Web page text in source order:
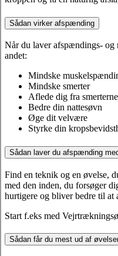
Sådan virker afspænding
Når du laver afspændings- og
andet:
Mindske
Mindske smerter
Aflede dig fra smerterne
Bedre din nattesøvn
Øge dit velvære
Styrke din
Sådan laver du afspænding
Find en teknik og en øvelse,
med den inden, du forsøger
hurtigere og bliver bedre til at
Start f.eks med
Sådan får du mest ud af